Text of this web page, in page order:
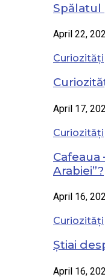
Spălatul
April 22,
Curiozități
April 17,
Curiozități
Cafeaua
Arabiei”?
April 16,
Curiozități
Știai
April 16,